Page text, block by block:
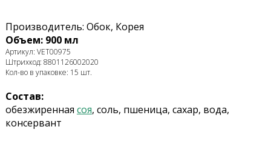
Производитель: Обок, Корея
Объем: 900 мл
Артикул: VET00975
Штрихкод: 8801126002020
Кол-во в упаковке: 15 шт.
Состав:
обезжиренная соя, соль, пшеница, сахар, вода,
консервант